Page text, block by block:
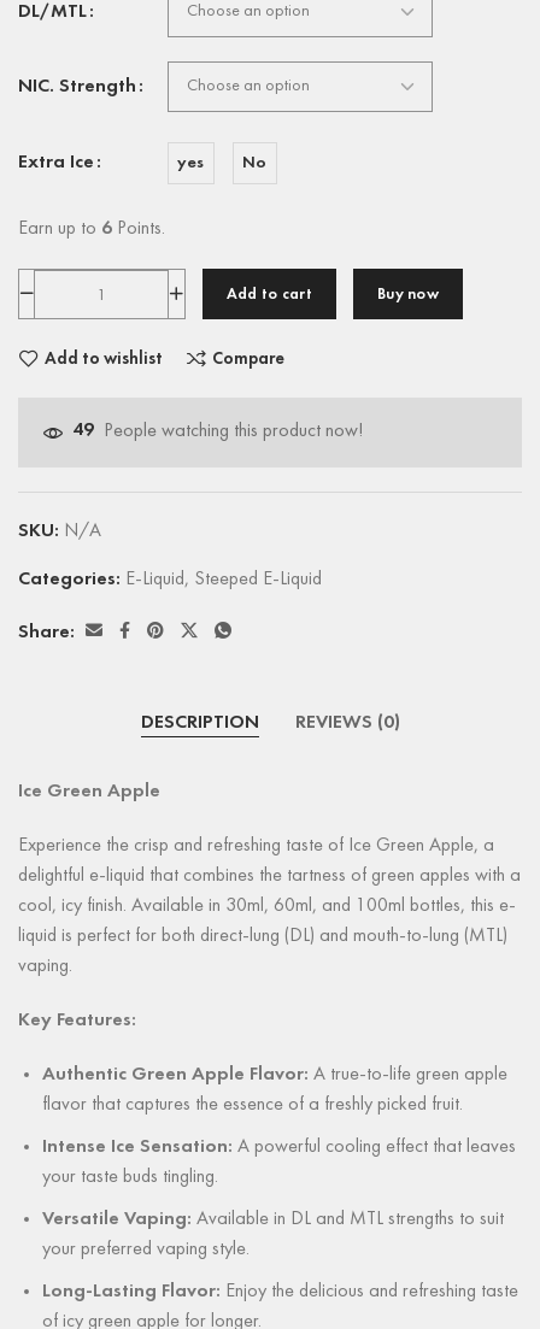
DL/MTL
NIC. Strength
Extra Ice yes No
Earn up to 6 Points.
Add to cart Buy now
Add to wishlist Compare
49 People watching this product now!
SKU: N/A
Categories: E-Liquid, Steeped E-Liquid
Share:
DESCRIPTION REVIEWS (0)
Ice Green Apple
Experience the crisp and refreshing taste of Ice Green Apple, a
delightful e-liquid that combines the tartness of green apples with a
cool, icy finish. Available in 30ml, 60ml, and 100ml bottles, this e-
liquid is perfect for both direct-lung (DL) and mouth-to-lung (MTL)
vaping.
Key Features:
Authentic Green Apple Flavor: A true-to-life green apple
flavor that captures the essence of a freshly picked fruit.
Intense Ice Sensation: A powerful cooling effect that leaves
your taste buds tingling.
Versatile Vaping: Available in DL and MTL strengths to suit
your preferred vaping style.
Long-Lasting Flavor: Enjoy the delicious and refreshing taste
of icy green apple for longer.